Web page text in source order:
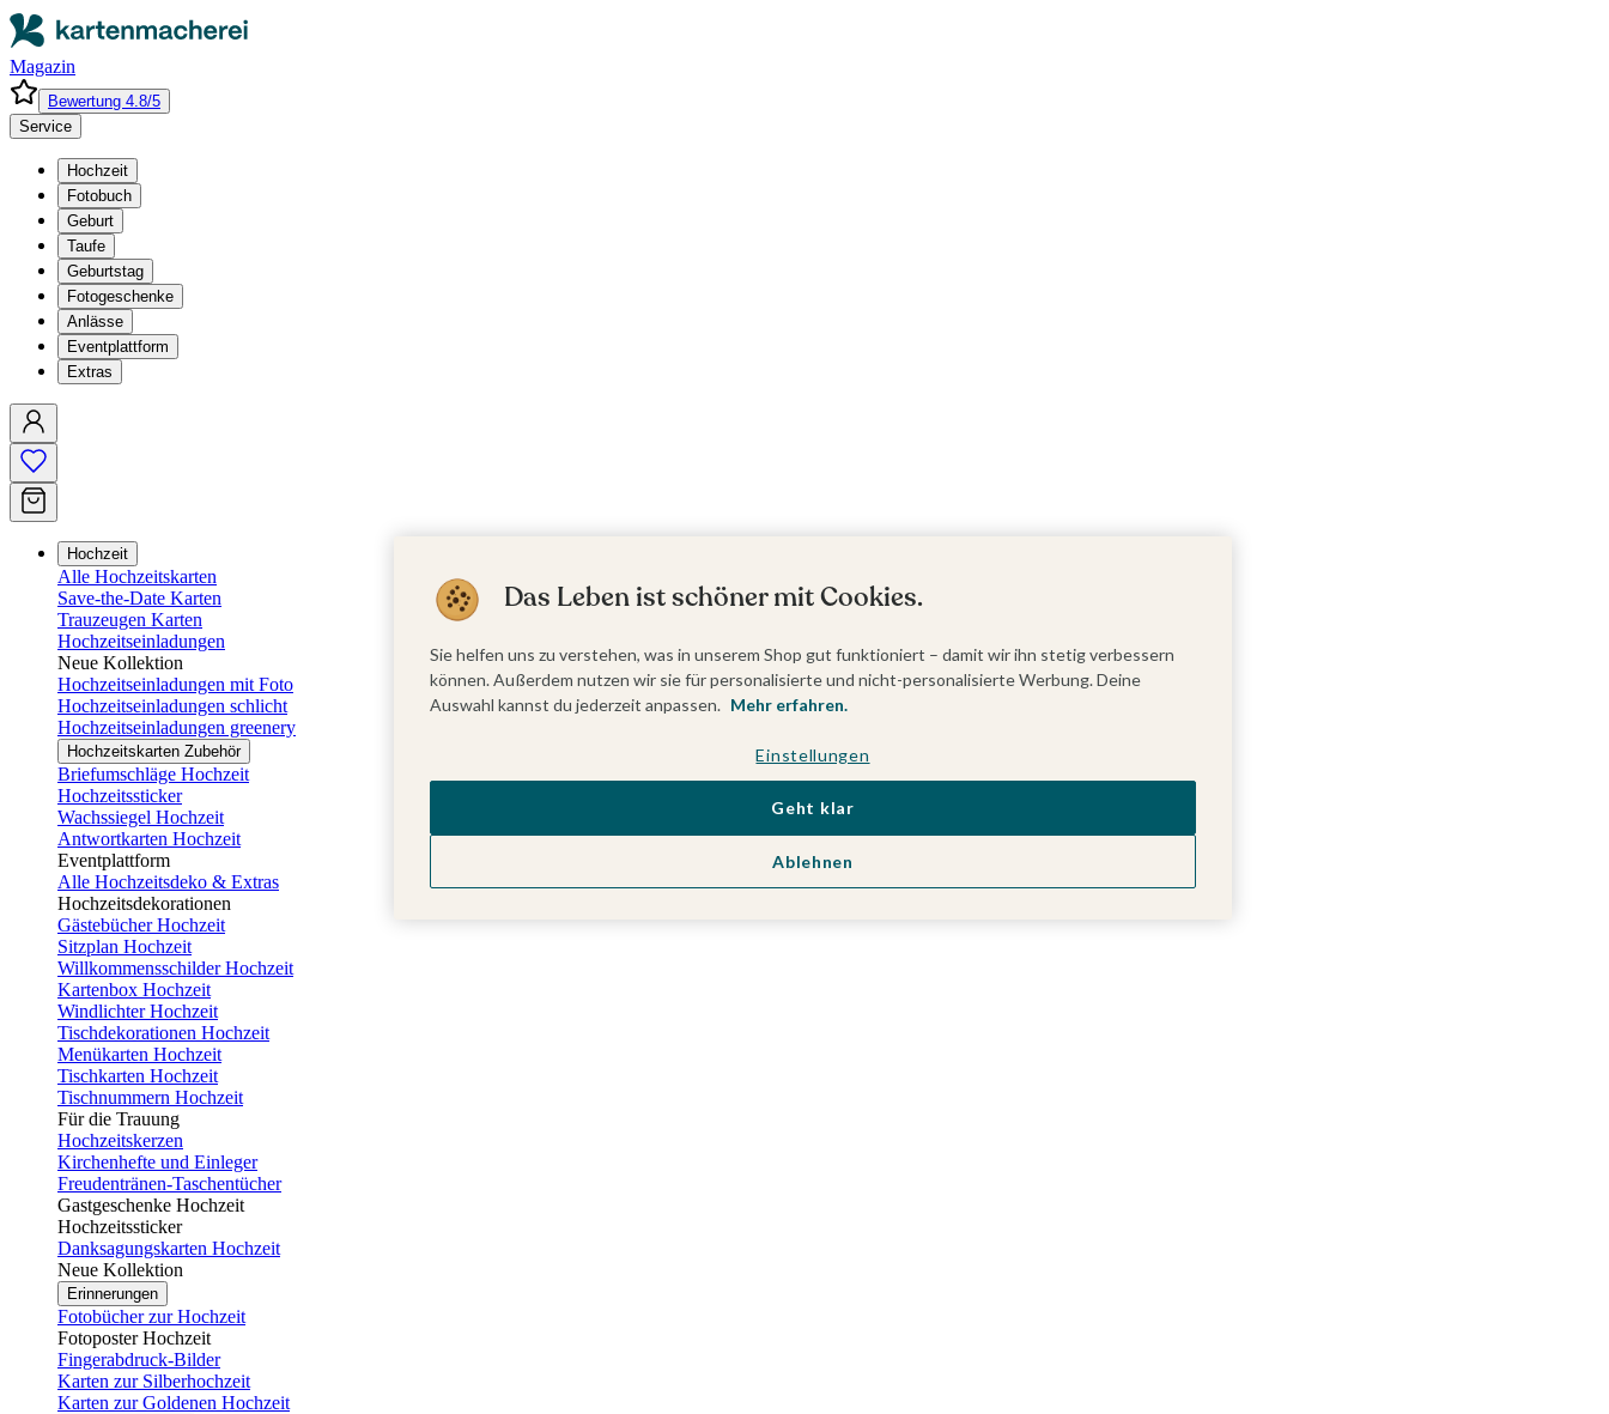
Magazin
Bewertung 4.8/5
Service
Hochzeit
Fotobuch
Geburt
Taufe
Geburtstag
Fotogeschenke
Anlässe
Eventplattform
Extras
Hochzeit
Alle Hochzeitskarten
Save-the-Date Karten
Trauzeugen Karten
Hochzeitseinladungen
Neue Kollektion
Hochzeitseinladungen mit Foto
Hochzeitseinladungen schlicht
Hochzeitseinladungen greenery
Hochzeitskarten Zubehör
Briefumschläge Hochzeit
Hochzeitssticker
Wachssiegel Hochzeit
Antwortkarten Hochzeit
Eventplattform
Alle Hochzeitsdeko & Extras
Hochzeitsdekorationen
Gästebücher Hochzeit
Sitzplan Hochzeit
Willkommensschilder Hochzeit
Kartenbox Hochzeit
Windlichter Hochzeit
Tischdekorationen Hochzeit
Menükarten Hochzeit
Tischkarten Hochzeit
Tischnummern Hochzeit
Für die Trauung
Hochzeitskerzen
Kirchenhefte und Einleger
Freudentränen-Taschentücher
Gastgeschenke Hochzeit
Hochzeitssticker
Danksagungskarten Hochzeit
Neue Kollektion
Erinnerungen
Fotobücher zur Hochzeit
Fotoposter Hochzeit
Fingerabdruck-Bilder
Karten zur Silberhochzeit
Karten zur Goldenen Hochzeit
Das Leben ist schöner mit Cookies.
Sie helfen uns zu verstehen, was in unserem Shop gut funktioniert – damit wir ihn stetig verbessern
können. Außerdem nutzen wir sie für personalisierte und nicht-personalisierte Werbung. Deine
Auswahl kannst du jederzeit anpassen. Mehr erfahren.
Einstellungen
Ablehnen
Geht klar